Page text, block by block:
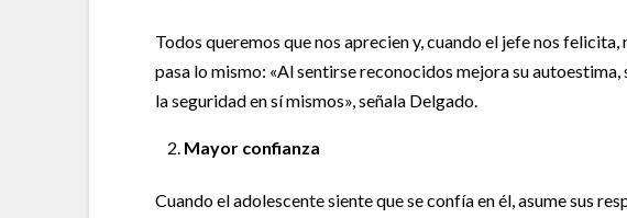
Todos queremos que nos aprecien y, cuando el jefe nos
pasa lo mismo: «Al sentirse reconocidos mejora su
la seguridad en sí mismos», señala Delgado.
Mayor confianza
Cuando el adolescente siente que se confía en él, asume sus